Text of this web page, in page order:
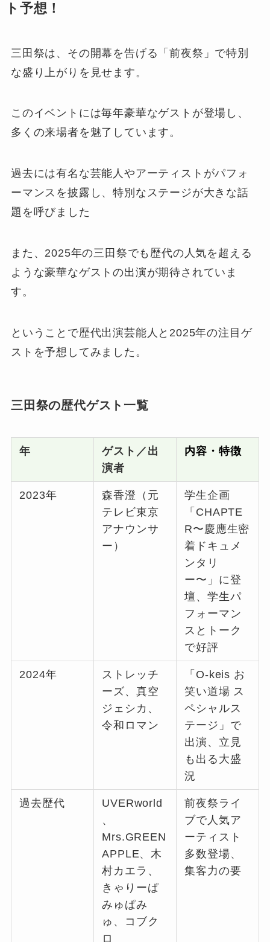
ト予想！
三田祭は、その開幕を告げる「前夜祭」で特別
な盛り上がりを見せます。
このイベントには毎年豪華なゲストが登場し、
多くの来場者を魅了しています。
過去には有名な芸能人やアーティストがパフォ
ーマンスを披露し、特別なステージが大きな話
題を呼びました
また、2025年の三田祭でも歴代の人気を超える
ような豪華なゲストの出演が期待されていま
す。
ということで歴代出演芸能人と2025年の注目ゲ
ストを予想してみました。
三田祭の歴代ゲスト一覧
年
ゲスト／出
演者
内容・特徴
2023年
森香澄（元
テレビ東京
アナウンサ
ー）
学生企画
「CHAPTE
R〜慶應生密
着ドキュメ
ンタリ
ー〜」に登
壇、学生パ
フォーマン
スとトーク
で好評
2024年
ストレッチ
ーズ、真空
ジェシカ、
令和ロマン
「O‑keis お
笑い道場 ス
ペシャルス
テージ」で
出演、立見
も出る大盛
況
過去歴代
UVERworld
、
Mrs.GREEN
APPLE、木
村カエラ、
きゃりーぱ
みゅぱみ
ゅ、コブク
ロ
前夜祭ライ
ブで人気ア
ーティスト
多数登場、
集客力の要